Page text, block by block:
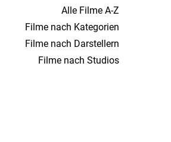
Alle Filme A-Z
Filme nach Kategorien
Filme nach Darstellern
Filme nach Studios